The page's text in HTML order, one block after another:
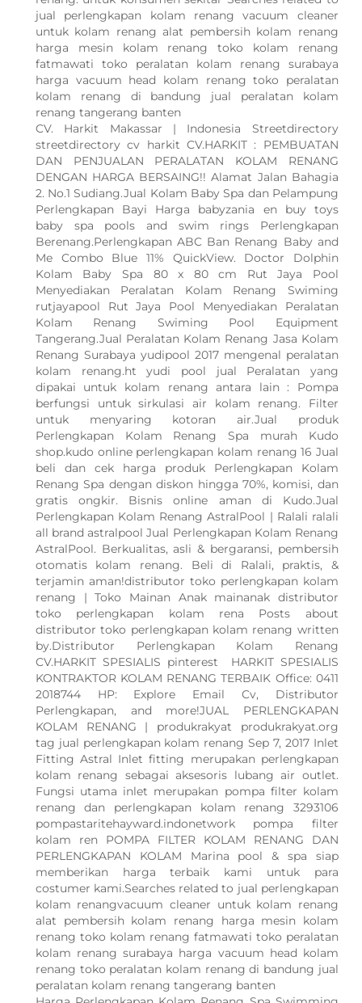
jual perlengkapan kolam renang vacuum cleaner
untuk kolam renang alat pembersih kolam renang
harga mesin kolam renang toko kolam renang
fatmawati toko peralatan kolam renang surabaya
harga vacuum head kolam renang toko peralatan
kolam renang di bandung jual peralatan kolam
renang tangerang banten
CV. Harkit Makassar | Indonesia Streetdirectory
streetdirectory cv harkit CV.HARKIT : PEMBUATAN
DAN PENJUALAN PERALATAN KOLAM RENANG
DENGAN HARGA BERSAING!! Alamat Jalan Bahagia
2. No.1 Sudiang.Jual Kolam Baby Spa dan Pelampung
Perlengkapan Bayi Harga babyzania en buy toys
baby spa pools and swim rings Perlengkapan
Berenang.Perlengkapan ABC Ban Renang Baby and
Me Combo Blue 11% QuickView. Doctor Dolphin
Kolam Baby Spa 80 x 80 cm Rut Jaya Pool
Menyediakan Peralatan Kolam Renang Swiming
rutjayapool Rut Jaya Pool Menyediakan Peralatan
Kolam Renang Swiming Pool Equipment
Tangerang.Jual Peralatan Kolam Renang Jasa Kolam
Renang Surabaya yudipool 2017 mengenal peralatan
kolam renang.ht yudi pool jual Peralatan yang
dipakai untuk kolam renang antara lain : Pompa
berfungsi untuk sirkulasi air kolam renang. Filter
untuk menyaring kotoran air.Jual produk
Perlengkapan Kolam Renang Spa murah Kudo
shop.kudo online perlengkapan kolam renang 16 Jual
beli dan cek harga produk Perlengkapan Kolam
Renang Spa dengan diskon hingga 70%, komisi, dan
gratis ongkir. Bisnis online aman di Kudo.Jual
Perlengkapan Kolam Renang AstralPool | Ralali ralali
all brand astralpool Jual Perlengkapan Kolam Renang
AstralPool. Berkualitas, asli & bergaransi, pembersih
otomatis kolam renang. Beli di Ralali, praktis, &
terjamin aman!distributor toko perlengkapan kolam
renang | Toko Mainan Anak mainanak distributor
toko perlengkapan kolam rena Posts about
distributor toko perlengkapan kolam renang written
by.Distributor Perlengkapan Kolam Renang
CV.HARKIT SPESIALIS pinterest HARKIT SPESIALIS
KONTRAKTOR KOLAM RENANG TERBAIK Office: 0411
2018744 HP: Explore Email Cv, Distributor
Perlengkapan, and more!JUAL PERLENGKAPAN
KOLAM RENANG | produkrakyat produkrakyat.org
tag jual perlengkapan kolam renang Sep 7, 2017 Inlet
Fitting Astral Inlet fitting merupakan perlengkapan
kolam renang sebagai aksesoris lubang air outlet.
Fungsi utama inlet merupakan pompa filter kolam
renang dan perlengkapan kolam renang 3293106
pompastaritehayward.indonetwork pompa filter
kolam ren POMPA FILTER KOLAM RENANG DAN
PERLENGKAPAN KOLAM Marina pool & spa siap
memberikan harga terbaik kami untuk para
costumer kami.Searches related to jual perlengkapan
kolam renangvacuum cleaner untuk kolam renang
alat pembersih kolam renang harga mesin kolam
renang toko kolam renang fatmawati toko peralatan
kolam renang surabaya harga vacuum head kolam
renang toko peralatan kolam renang di bandung jual
peralatan kolam renang tangerang banten